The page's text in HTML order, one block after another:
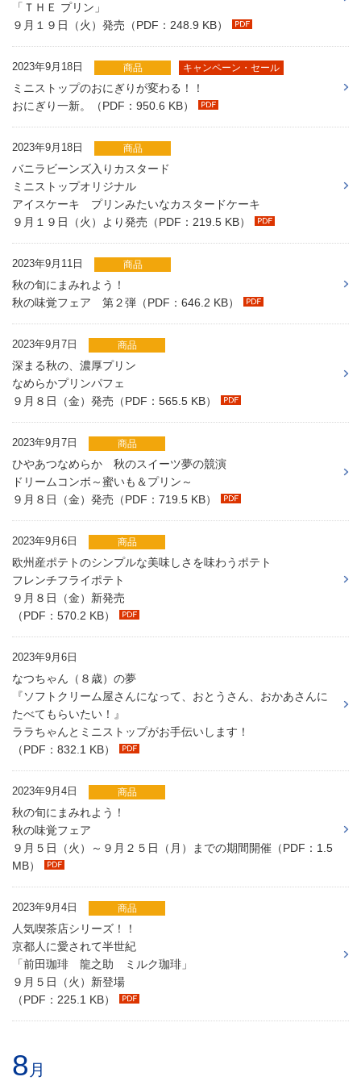
「ＴＨＥ プリン」
９月１９日（火）発売（PDF：248.9 KB）
2023年9月18日 商品 キャンペーン・セール
ミニストップのおにぎりが変わる！！
おにぎり一新。（PDF：950.6 KB）
2023年9月18日 商品
バニラビーンズ入りカスタード
ミニストップオリジナル
アイスケーキ プリンみたいなカスタードケーキ
９月１９日（火）より発売（PDF：219.5 KB）
2023年9月11日 商品
秋の旬にまみれよう！
秋の味覚フェア 第２弾（PDF：646.2 KB）
2023年9月7日 商品
深まる秋の、濃厚プリン
なめらかプリンパフェ
９月８日（金）発売（PDF：565.5 KB）
2023年9月7日 商品
ひやあつなめらか 秋のスイーツ夢の競演
ドリームコンボ～蜜いも＆プリン～
９月８日（金）発売（PDF：719.5 KB）
2023年9月6日 商品
欧州産ポテトのシンプルな美味しさを味わうポテト
フレンチフライポテト
９月８日（金）新発売
（PDF：570.2 KB）
2023年9月6日
なつちゃん（８歳）の夢
『ソフトクリーム屋さんになって、おとうさん、おかあさんに
たべてもらいたい！』
ララちゃんとミニストップがお手伝いします！
（PDF：832.1 KB）
2023年9月4日 商品
秋の旬にまみれよう！
秋の味覚フェア
９月５日（火）～９月２５日（月）までの期間開催（PDF：1.5
MB）
2023年9月4日 商品
人気喫茶店シリーズ！！
京都人に愛されて半世紀
「前田珈琲 龍之助 ミルク珈琲」
９月５日（火）新登場
（PDF：225.1 KB）
8 月